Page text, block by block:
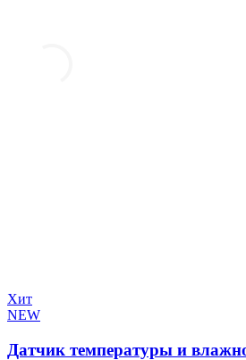
Хит
NEW
Датчик температуры и